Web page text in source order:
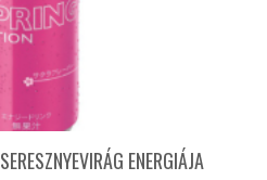
ENERGIÁJA